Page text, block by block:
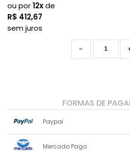
ou por12xde
R$ 412,67
sem juros
-
FORMAS DE
Paypal
Mercado Pago